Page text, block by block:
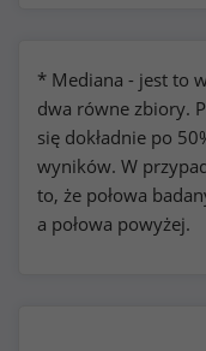
* Mediana - jest to
dwa równe zbiory.
się dokładnie po
wyników. W
to, że połowa
a połowa powyżej.